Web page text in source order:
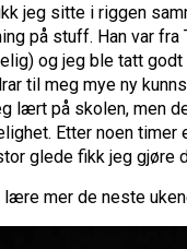
jeg sitte i riggen
på stuff. Han var fra
og jeg ble tatt
til meg mye ny
lært på skolen, men
Etter noen timer
glede fikk jeg gjøre
mer de neste